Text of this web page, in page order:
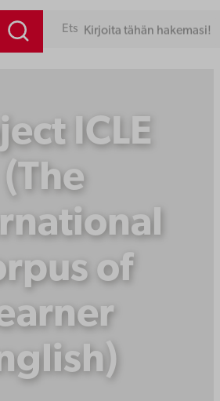
Kirjoita tähän hakemasi!
ICLE
(The
of